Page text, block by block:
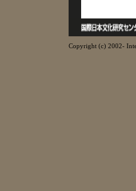
Copyright (c) 2002-